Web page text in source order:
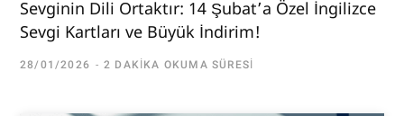
Sevginin Dili Ortaktır: 14 Şubat’a Özel İngilizce
Sevgi Kartları ve Büyük İndirim!
28/01/2026 2 DAKIKA OKUMA SÜRESI